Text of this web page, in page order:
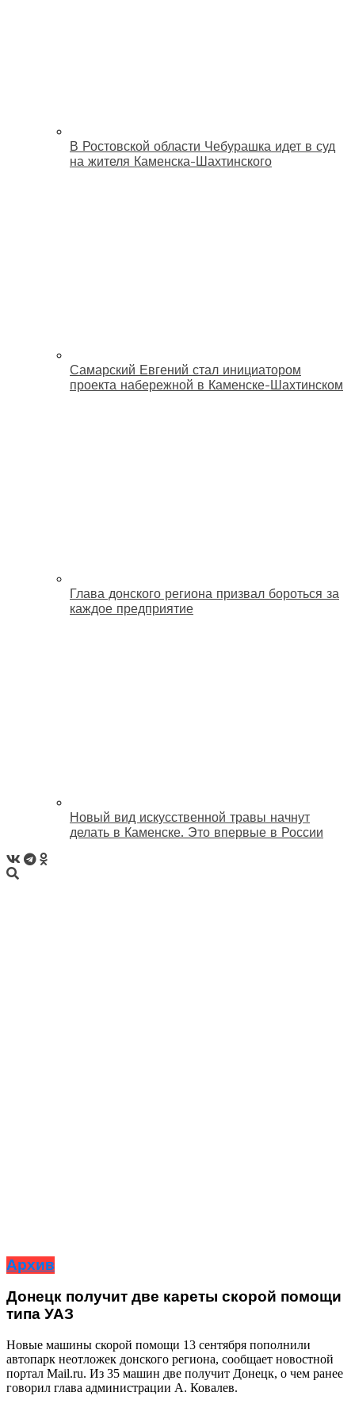
В Ростовской области Чебурашка идет в суд
на жителя Каменска-Шахтинского
Самарский Евгений стал инициатором
проекта набережной в Каменске-Шахтинском
Глава донского региона призвал бороться за
каждое предприятие
Новый вид искусственной травы начнут
делать в Каменске. Это впервые в России
Архив
Донецк получит две кареты скорой помощи
типа УАЗ
Новые машины скорой помощи 13 сентября пополнили
автопарк неотложек донского региона, сообщает новостной
портал Мail.ru. Из 35 машин две получит Донецк, о чем ранее
говорил глава администрации А. Ковалев.